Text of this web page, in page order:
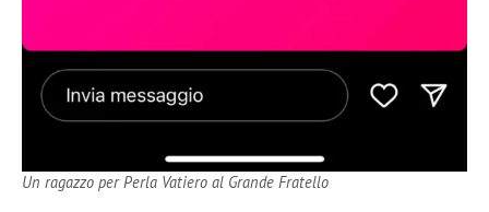
Un ragazzo per Perla Vatiero al Grande Fratello